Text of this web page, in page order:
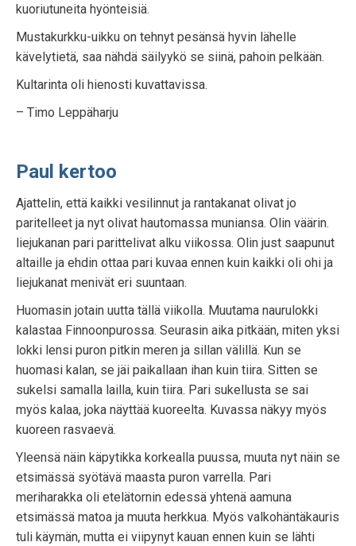
kuoriutuneita hyönteisiä.
Mustakurkku-uikku on tehnyt pesänsä hyvin lähelle
kävelytietä, saa nähdä säilyykö se siinä, pahoin pelkään.
Kultarinta oli hienosti kuvattavissa.
– Timo Leppäharju
Paul kertoo
Ajattelin, että kaikki vesilinnut ja rantakanat olivat jo
paritelleet ja nyt olivat hautomassa muniansa. Olin väärin.
liejukanan pari parittelivat alku viikossa. Olin just saapunut
altaille ja ehdin ottaa pari kuvaa ennen kuin kaikki oli ohi ja
liejukanat menivät eri suuntaan.
Huomasin jotain uutta tällä viikolla. Muutama naurulokki
kalastaa Finnoonpurossa. Seurasin aika pitkään, miten yksi
lokki lensi puron pitkin meren ja sillan välillä. Kun se
huomasi kalan, se jäi paikallaan ihan kuin tiira. Sitten se
sukelsi samalla lailla, kuin tiira. Pari sukellusta se sai
myös kalaa, joka näyttää kuoreelta. Kuvassa näkyy myös
kuoreen rasvaevä.
Yleensä näin käpytikka korkealla puussa, muuta nyt näin se
etsimässä syötävä maasta puron varrella. Pari
meriharakka oli etelätornin edessä yhtenä aamuna
etsimässä matoa ja muuta herkkua. Myös valkohäntäkauris
tuli käymän, mutta ei viipynyt kauan ennen kuin se lähti